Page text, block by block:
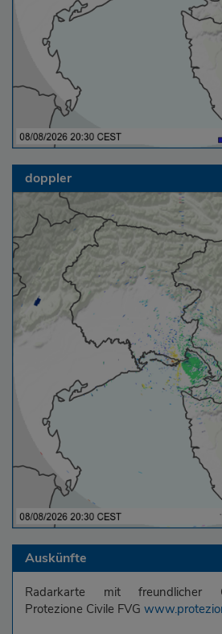
doppler
Auskünfte
Radarkarte mit freundlicher
Protezione Civile FVG